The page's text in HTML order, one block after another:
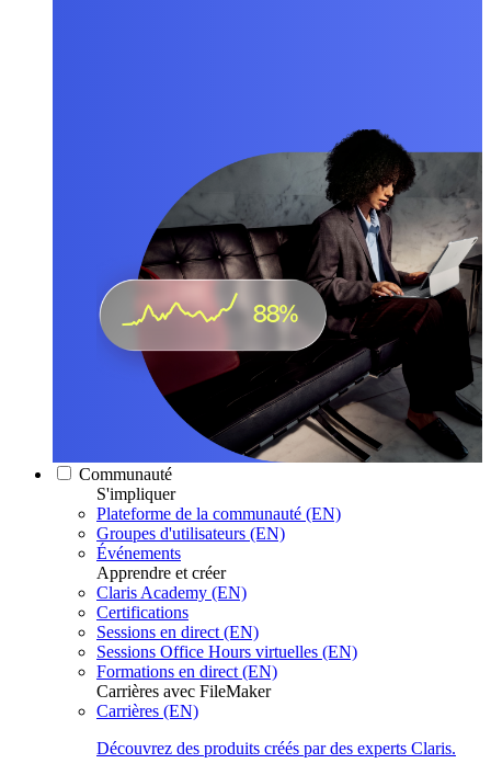
Communauté
S'impliquer
Plateforme de la communauté (EN)
Groupes d'utilisateurs (EN)
Événements
Apprendre et créer
Claris Academy (EN)
Certifications
Sessions en direct (EN)
Sessions Office Hours virtuelles (EN)
Formations en direct (EN)
Carrières avec FileMaker
Carrières (EN)
Découvrez des produits créés par des experts Claris.